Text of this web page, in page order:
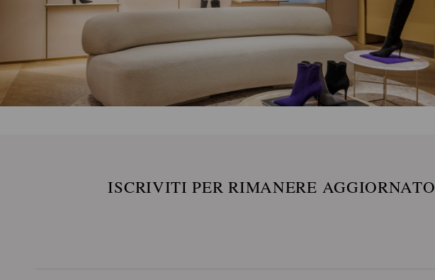
ISCRIVITI PER RIMANERE AGGIORNATO